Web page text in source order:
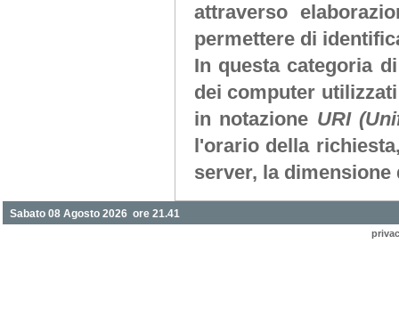
attraverso
permettere di
In questa categoria
dei computer
in notazione URI
l'orario della
server, la dimensione
Sabato 08 Agosto 2026 ore 21.41